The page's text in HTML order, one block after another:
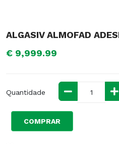
ALGASIV ALMOFAD
€ 9,999.99
Quantidade
COMPRAR